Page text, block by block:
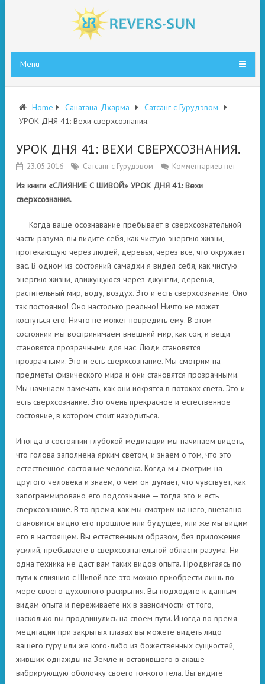
Menu
Home Санатана-Дхарма
Сатсанг с Гурудэвом
УРОК ДНЯ 41: Вехи сверхсознания.
УРОК ДНЯ 41: ВЕХИ СВЕРХСОЗНАНИЯ.
23.05.2016 Сатсанг с Гурудэвом Комментариев нет
Из книги «СЛИЯНИЕ С ШИВОЙ» УРОК ДНЯ 41: Вехи
сверхсознания.
Когда ваше осознавание пребывает в сверхсознательной
части разума, вы видите себя, как чистую энергию жизни,
протекающую через людей, деревья, через все, что окружает
вас. В одном из состояний самадхи я видел себя, как чистую
энергию жизни, движущуюся через джунгли, деревья,
растительный мир, воду, воздух. Это и есть сверхсознание. Оно
так постоянно! Оно настолько реально! Ничто не может
коснуться его. Ничто не может повредить ему. В этом
состоянии мы воспринимаем внешний мир, как сон, и вещи
становятся прозрачными для нас. Люди становятся
прозрачными. Это и есть сверхсознание. Мы смотрим на
предметы физического мира и они становятся прозрачными.
Мы начинаем замечать, как они искрятся в потоках света. Это и
есть сверхсознание. Это очень прекрасное и естественное
состояние, в котором стоит находиться.
Иногда в состоянии глубокой медитации мы начинаем видеть,
что голова заполнена ярким светом, и знаем о том, что это
естественное состояние человека. Когда мы смотрим на
другого человека и знаем, о чем он думает, что чувствует, как
запограммировано его подсознание — тогда это и есть
сверхсознание. В то время, как мы смотрим на него, внезапно
становится видно его прошлое или будущее, или же мы видим
его в настоящем. Вы естественным образом, без приложения
усилий, пребываете в сверхсознательной области разума. Ни
одна техника не даст вам таких видов опыта. Продвигаясь по
пути к слиянию с Шивой все это можно приобрести лишь по
мере своего духовного раскрытия. Вы подходите к данным
видам опыта и переживаете их в зависимости от того,
насколько вы продвинулись на своем пути. Иногда во время
медитации при закрытых глазах вы можете видеть лицо
вашего гуру или же кого-либо из божественных сущностей,
живших однажды на Земле и оставившего в акаше
вибрирующую оболочку своего тонкого тела. Вы видите